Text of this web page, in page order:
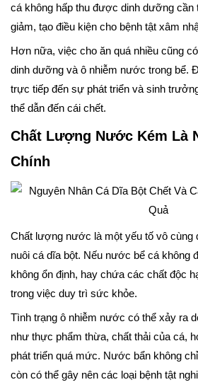
cá không hấp thu được dinh dưỡng cần
giảm, tạo điều kiện cho bệnh tật xâm
Hơn nữa, việc cho ăn quá nhiều cũng
dinh dưỡng và ô nhiễm nước trong bể.
trực tiếp đến sự phát triển và sinh
thể dẫn đến cái chết.
Chất Lượng Nước Kém Là
Chính
Chất lượng nước là một yếu tố vô cùng
nuôi cá dĩa bột. Nếu nước bể cá không
không ổn định, hay chứa các chất độc
trong việc duy trì sức khỏe.
Tình trạng ô nhiễm nước có thể xảy ra
như thực phẩm thừa, chất thải của cá,
phát triển quá mức. Nước bẩn không
còn có thể gây nên các loại bệnh tật